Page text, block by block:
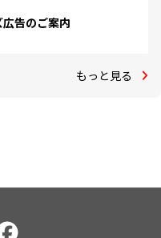
広告のご案内
もっと見る